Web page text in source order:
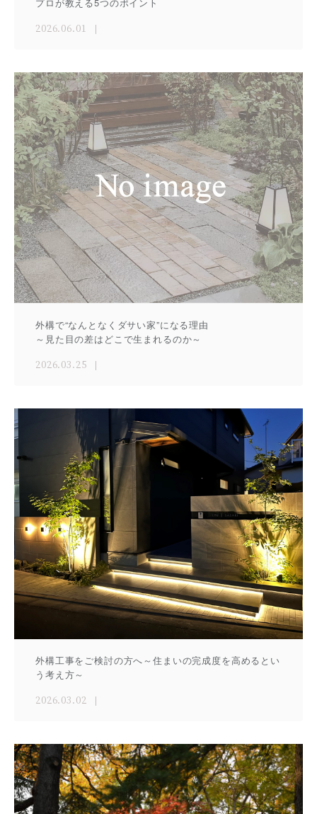
プロが教える5つのポイント
2026.06.01
外構で“なんとなくダサい家”になる理由
～見た目の差はどこで生まれるのか～
2026.03.25
外構工事をご検討の方へ～住まいの完成度を高めるとい
う考え方～
2026.03.02